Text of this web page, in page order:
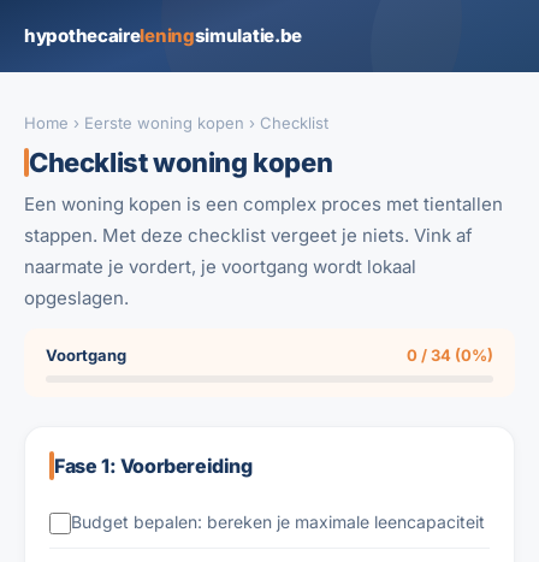
hypothecaireleningsimulatie.be
Home › Eerste woning kopen › Checklist
Checklist woning kopen
Een woning kopen is een complex proces met tientallen
stappen. Met deze checklist vergeet je niets. Vink af
naarmate je vordert, je voortgang wordt lokaal
opgeslagen.
Voortgang 0 / 34 (0%)
Fase 1: Voorbereiding
Budget bepalen: bereken je maximale leencapaciteit